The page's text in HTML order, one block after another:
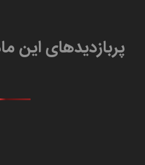
پربازدیدهای این